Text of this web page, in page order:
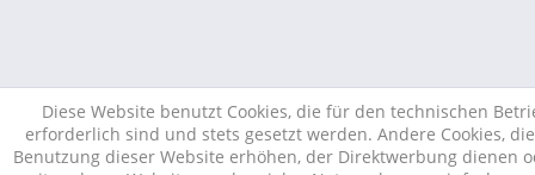
Diese Website benutzt Cookies, die für den technischen
erforderlich sind und stets gesetzt werden. Andere Cookies,
Benutzung dieser Website erhöhen, der Direktwerbung dienen